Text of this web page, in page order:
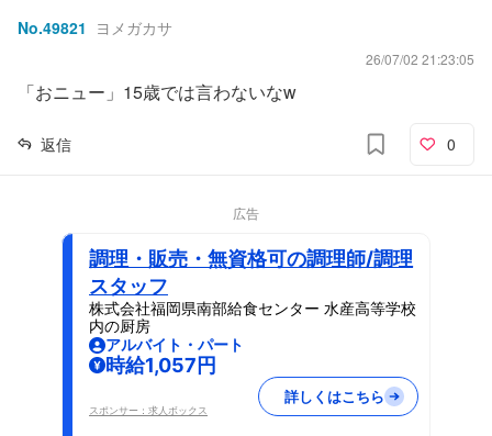
No.49821 ヨメガカサ
26/07/02 21:23:05
「おニュー」15歳では言わないなw
返信 0
広告
調理・販売・無資格可の調理師/調理
スタッフ
株式会社福岡県南部給食センター 水産高等学校
内の厨房
アルバイト・パート
時給1,057円
スポンサー：求人ボックス
詳しくはこちら